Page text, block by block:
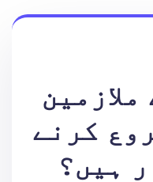
کرنے
ہیں؟